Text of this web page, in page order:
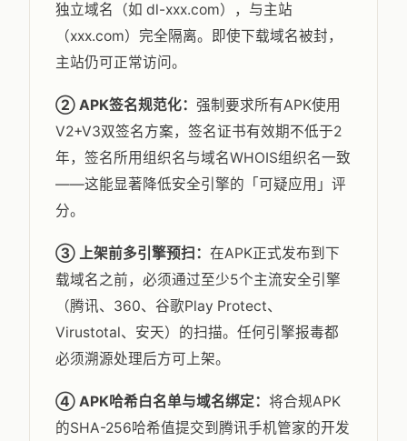
独立域名（如 dl-xxx.com），与主站
（xxx.com）完全隔离。即使下载域名被封，
主站仍可正常访问。
② APK签名规范化： 强制要求所有APK使用
V2+V3双签名方案，签名证书有效期不低于2
年，签名所用组织名与域名WHOIS组织名一致
——这能显著降低安全引擎的「可疑应用」评
分。
③ 上架前多引擎预扫： 在APK正式发布到下
载域名之前，必须通过至少5个主流安全引擎
（腾讯、360、谷歌Play Protect、
Virustotal、安天）的扫描。任何引擎报毒都
必须溯源处理后方可上架。
④ APK哈希白名单与域名绑定： 将合规APK
的SHA-256哈希值提交到腾讯手机管家的开发